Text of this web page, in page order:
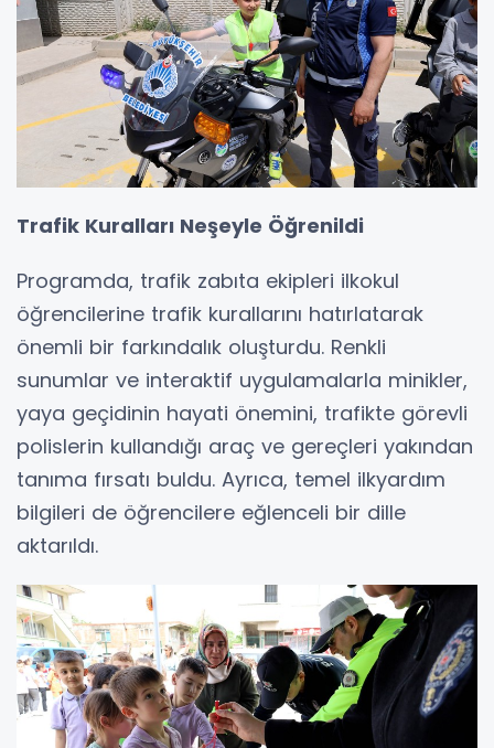
Trafik Kuralları Neşeyle Öğrenildi
Programda, trafik zabıta ekipleri ilkokul
öğrencilerine trafik kurallarını hatırlatarak
önemli bir farkındalık oluşturdu. Renkli
sunumlar ve interaktif uygulamalarla minikler,
yaya geçidinin hayati önemini, trafikte görevli
polislerin kullandığı araç ve gereçleri yakından
tanıma fırsatı buldu. Ayrıca, temel ilkyardım
bilgileri de öğrencilere eğlenceli bir dille
aktarıldı.